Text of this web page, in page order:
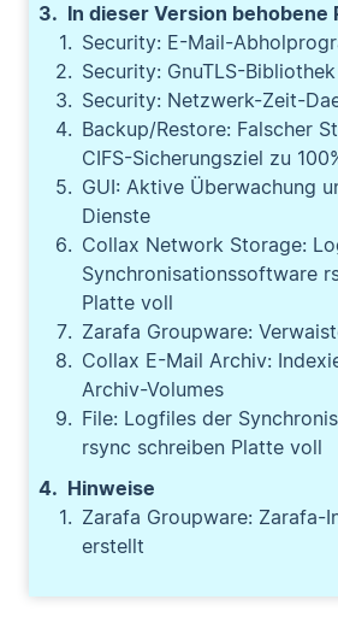
In dieser Version behobene
Security: E-Mail-
Security: GnuTLS-Bibliothek
Security: Netzwerk-Zeit-
Backup/Restore: Falscher
CIFS-Sicherungsziel zu
GUI: Aktive Überwachung
Dienste
Collax Network Storage:
Synchronisationssoftware
Platte voll
Zarafa Groupware:
Collax E-Mail Archiv:
Archiv-Volumes
File: Logfiles der
rsync schreiben Platte voll
Hinweise
Zarafa Groupware: Zarafa-
erstellt